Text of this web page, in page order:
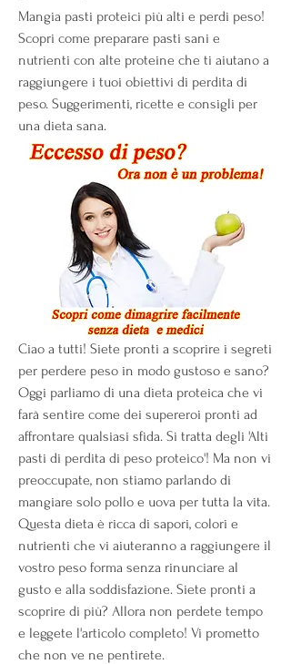
Mangia pasti proteici più alti e perdi peso!
Scopri come preparare pasti sani e
nutrienti con alte proteine che ti aiutano a
raggiungere i tuoi obiettivi di perdita di
peso. Suggerimenti, ricette e consigli per
una dieta sana.
Ciao a tutti! Siete pronti a scoprire i segreti
per perdere peso in modo gustoso e sano?
Oggi parliamo di una dieta proteica che vi
farà sentire come dei supereroi pronti ad
affrontare qualsiasi sfida. Si tratta degli 'Alti
pasti di perdita di peso proteico'! Ma non vi
preoccupate, non stiamo parlando di
mangiare solo pollo e uova per tutta la vita.
Questa dieta è ricca di sapori, colori e
nutrienti che vi aiuteranno a raggiungere il
vostro peso forma senza rinunciare al
gusto e alla soddisfazione. Siete pronti a
scoprire di più? Allora non perdete tempo
e leggete l'articolo completo! Vi prometto
che non ve ne pentirete.